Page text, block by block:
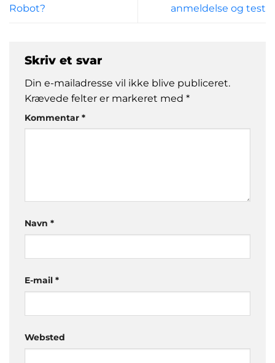
Robot?
anmeldelse og test
Skriv et svar
Din e-mailadresse vil ikke blive publiceret.
Krævede felter er markeret med *
Kommentar *
Navn *
E-mail *
Websted